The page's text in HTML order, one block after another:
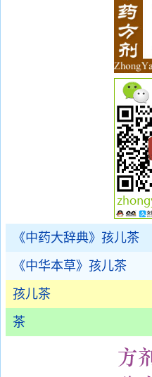
《中药大辞典》孩儿茶
《中华本草》孩儿茶
孩儿茶
茶